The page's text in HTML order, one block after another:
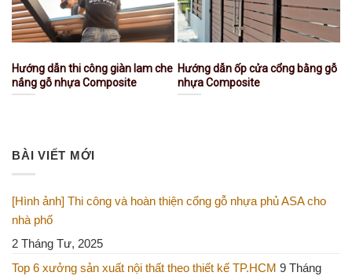
Hướng dẫn thi công giàn lam che
nắng gỗ nhựa Composite
Hướng dẫn ốp cửa cổng bằng gỗ
nhựa Composite
BÀI VIẾT MỚI
[Hình ảnh] Thi công và hoàn thiện cổng gỗ nhựa phủ ASA cho
nhà phố
2 Tháng Tư, 2025
Top 6 xưởng sản xuất nội thất theo thiết kế TP.HCM 9 Tháng